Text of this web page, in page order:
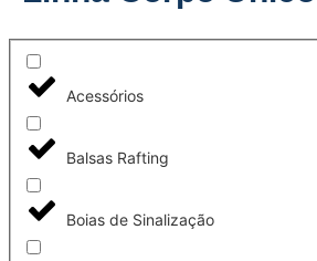
Acessórios
Balsas Rafting
Boias de Sinalização